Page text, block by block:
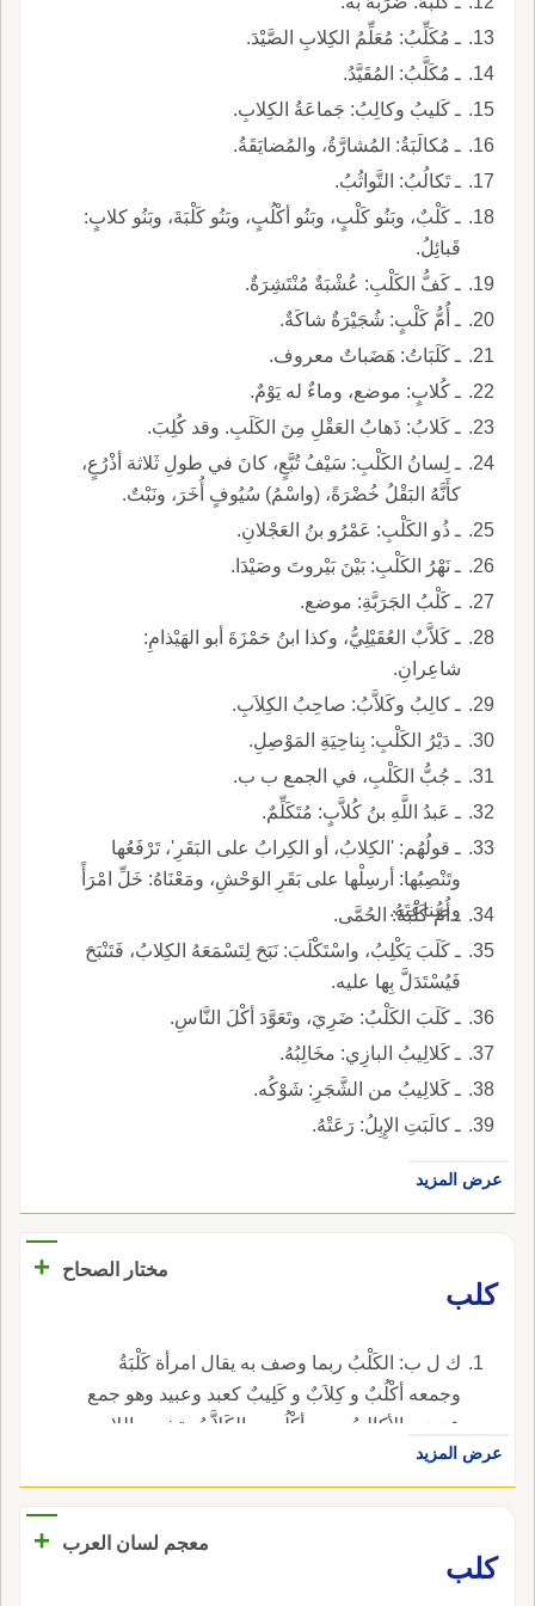
ـ مُكَلِّبُ: مُعَلِّمُ الكِلابِ الصَّيْدَ.
ـ مُكَلَّبُ: المُقَيَّدُ.
ـ كَليبُ وكالِبُ: جَماعَةُ الكِلابِ.
ـ مُكالَبَةُ: المُشارَّةُ، والمُضايَقَةُ.
ـ تَكالُبُ: التَّواثُبُ.
ـ كَلْبٌ، وبَنُو كَلْبٍ، وبَنُو أكْلُبٍ، وبَنُو كَلْبَةَ، وبَنُو كلابٍ:
قَبائِلُ.
ـ كَفُّ الكَلْبِ: عُشْبَةٌ مُنْتَشِرَةٌ.
ـ أُمُّ كَلْبٍ: شُجَيْرَةٌ شاكَةٌ.
ـ كَلَبَاتُ: هَضَباتٌ معروف.
ـ كُلابٍ: موضع، وماءٌ له يَوْمٌ.
ـ كَلابُ: ذَهابُ العَقْلِ مِنَ الكَلَبِ. وقد كُلِبَ.
ـ لِسانُ الكَلْبِ: سَيْفُ تُبَّعٍ، كانَ في طولِ ثَلاثة أذْرُعٍ،
كأَنَّهُ البَقْلُ خُضْرَةً، (واسْمُ) سُيُوفٍ أُخَرَ، ونَبْتٌ.
ـ ذُو الكَلْبِ: عَمْرُو بنُ العَجْلانِ.
ـ نَهْرُ الكَلْبِ: بَيْنَ بَيْروتَ وصَيْدَا.
ـ كَلْبُ الجَرَبَّةِ: موضع.
ـ كَلاَّبٌ العُقَيْلِيُّ، وكذا ابنُ حَمْزَةَ أبو الهَيْذامِ:
شاعِرانِ.
ـ كالِبُ وكَلاَّبُ: صاحِبُ الكِلاَبِ.
ـ دَيْرُ الكَلْبِ: بِناحِيَةِ المَوْصِلِ.
ـ جُبُّ الكَلْبِ، في الجمع ب ب.
ـ عَبدُ اللَّهِ بنُ كُلاَّبٍ: مُتَكَلِّمٌ.
ـ قولُهُم: 'الكِلابُ، أو الكِرابُ على البَقَرِ'، تَرْفَعُها
وتَنْصِبُها: أرسِلْها على بَقَرِ الوَحْشِ، ومَعْنَاهُ: خَلِّ امْرَأً
وصِناعَتَهُ.
ـ أُمُّ كَلْبَةَ: الحُمَّى.
ـ كَلَبَ يَكْلِبُ، واسْتَكْلَبَ: نَبَحَ لِتَسْمَعَهُ الكِلابُ، فَتَنْبَحَ
فَيُسْتَدَلَّ بِها عليه.
ـ كَلَبَ الكَلْبُ: ضَرِيَ، وتَعَوَّدَ أكْلَ النَّاسِ.
ـ كَلالِيبُ البازِي: مخَالِبُهُ.
ـ كَلالِيبُ من الشَّجَرِ: شَوْكُه.
ـ كالَبَتِ الإِبِلُ: رَعَتْهُ.
عرض المزيد
مختار الصحاح
+
كلب
ك ل ب: الكَلْبُ ربما وصف به يقال امرأة كَلْبَةُ
وجمعه أكْلُبٌ و كِلاَبٌ و كَلِيبٌ كعبد وعبيد وهو جمع
عزيز و الأكالِبُ جمع أكْلُبِ و الكَلاَّبُ بتشديد اللام
صاحب الكلاب و المُكَلِبُ بتشديد اللام وكسرها
معلم كلاب الصيد ورجل كالِبٌ أي ذو كلاب كتامر
عرض المزيد
معجم لسان العرب
+
كلب